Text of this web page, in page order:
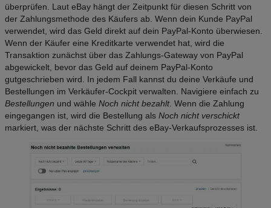
überprüfen. Laut eBay hängt der Zeitpunkt für diesen Schritt von
der Zahlungsmethode des Käufers ab. Wenn dein Kunde PayPal
verwendet, wird das Geld direkt auf dein PayPal-Konto überwiesen.
Wenn der Käufer eine Kreditkarte verwendet hat, wird die
Transaktion zunächst über das Zahlungs-Gateway von PayPal
abgewickelt, bevor das Geld auf deinem PayPal-Konto
gutgeschrieben wird. In jedem Fall kannst du deine Verkäufe und
Bestellungen im Verkäufer-Cockpit verwalten. Navigiere einfach zu
Bestellungen und wähle Noch nicht bezahlt. Wenn die Zahlung
eingegangen ist, wird die Bestellung als Noch nicht verschickt
markiert, was der nächste Schritt des eBay-Verkaufsprozesses ist.